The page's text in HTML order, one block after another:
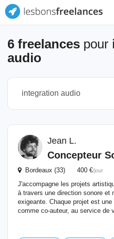
6 freelances pour
audio
Jean L.
Concepteur
Bordeaux (33) 400 €/jour
J'accompagne les projets
à travers une direction sonore et
exigeante. Chaque projet est
comme co-auteur, au service de